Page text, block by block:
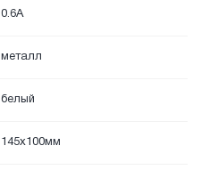
0.6А
металл
белый
145x100мм